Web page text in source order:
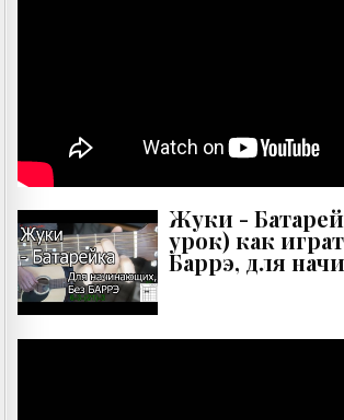
Жуки -
урок) как
Баррэ, для